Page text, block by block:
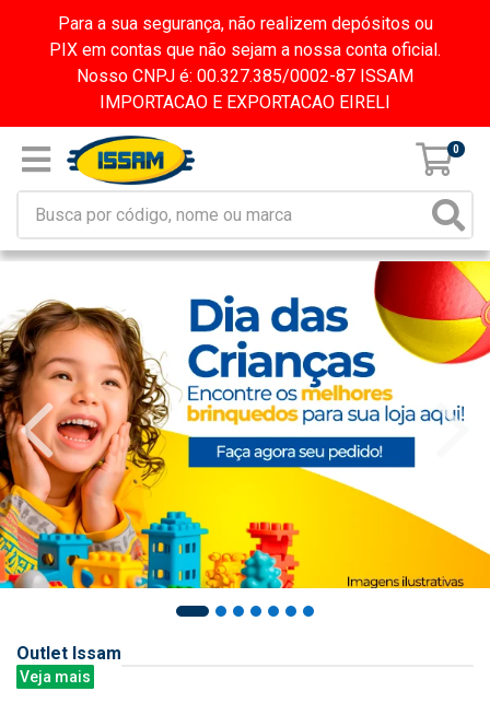
Para a sua segurança, não realizem depósitos ou
PIX em contas que não sejam a nossa conta oficial.
Nosso CNPJ é: 00.327.385/0002-87 ISSAM
IMPORTACAO E EXPORTACAO EIRELI
0
Outlet Issam
Veja mais